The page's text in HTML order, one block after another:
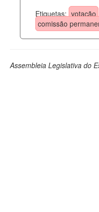
Etiquetas: votação
comissão
Assembleia Legislativa do